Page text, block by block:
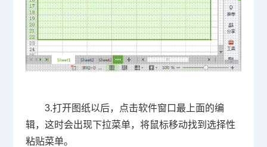
3.打开图纸以后，点击软件窗口最上面的编
辑，这时会出现下拉菜单，将鼠标移动找到选择性
粘贴菜单。